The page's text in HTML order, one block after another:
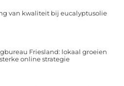
van kwaliteit bij eucalyptusolie
Friesland: lokaal groeien
online strategie